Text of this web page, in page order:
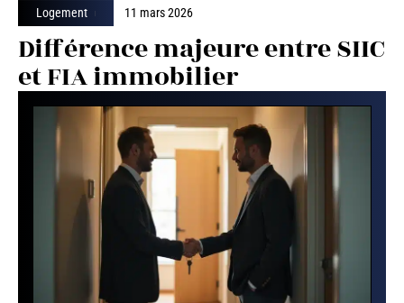
Logement 11 mars 2026
Différence majeure entre SIIC
et FIA immobilier